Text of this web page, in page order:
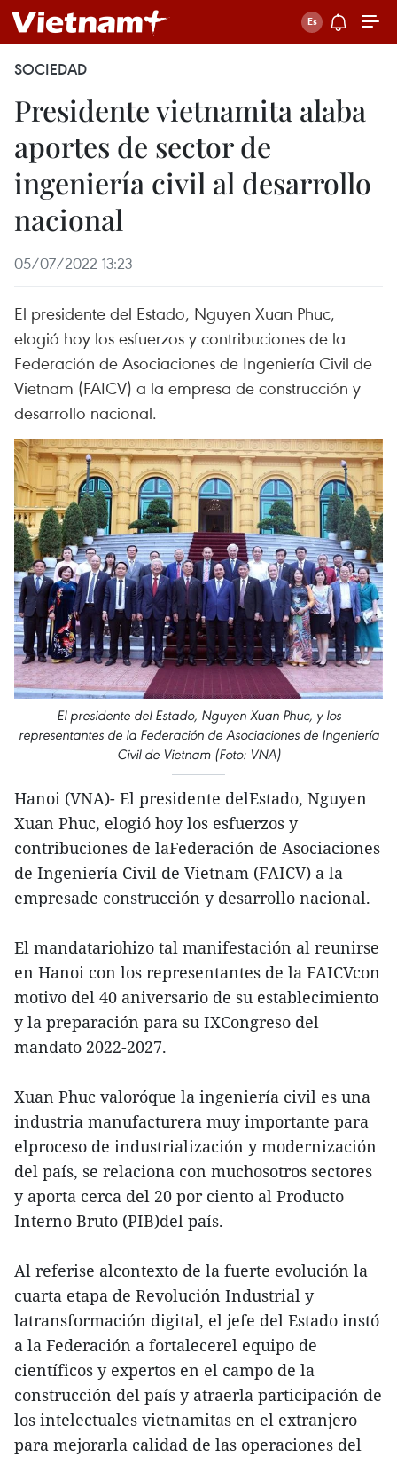
SOCIEDAD
Presidente vietnamita alaba
aportes de sector de
ingeniería civil al desarrollo
nacional
05/07/2022 13:23
El presidente del Estado, Nguyen Xuan Phuc,
elogió hoy los esfuerzos y contribuciones de la
Federación de Asociaciones de Ingeniería Civil de
Vietnam (FAICV) a la empresa de construcción y
desarrollo nacional.
El presidente del Estado, Nguyen Xuan Phuc, y los
representantes de la Federación de Asociaciones de Ingeniería
Civil de Vietnam (Foto: VNA)
Hanoi (VNA)- El presidente delEstado, Nguyen
Xuan Phuc, elogió hoy los esfuerzos y
contribuciones de laFederación de Asociaciones
de Ingeniería Civil de Vietnam (FAICV) a la
empresade construcción y desarrollo nacional.
El mandatariohizo tal manifestación al reunirse
en Hanoi con los representantes de la FAICVcon
motivo del 40 aniversario de su establecimiento
y la preparación para su IXCongreso del
mandato 2022-2027.
Xuan Phuc valoróque la ingeniería civil es una
industria manufacturera muy importante para
elproceso de industrialización y modernización
del país, se relaciona con muchosotros sectores
y aporta cerca del 20 por ciento al Producto
Interno Bruto (PIB)del país.
Al referise alcontexto de la fuerte evolución la
cuarta etapa de Revolución Industrial y
latransformación digital, el jefe del Estado instó
a la Federación a fortalecerel equipo de
científicos y expertos en el campo de la
construcción del país y atraerla participación de
los intelectuales vietnamitas en el extranjero
para mejorarla calidad de las operaciones del